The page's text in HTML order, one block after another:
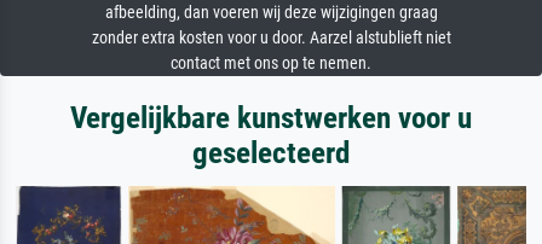
afbeelding, dan voeren wij deze wijzigingen graag
zonder extra kosten voor u door. Aarzel alstublieft niet
contact met ons op te nemen.
Vergelijkbare kunstwerken voor u
geselecteerd